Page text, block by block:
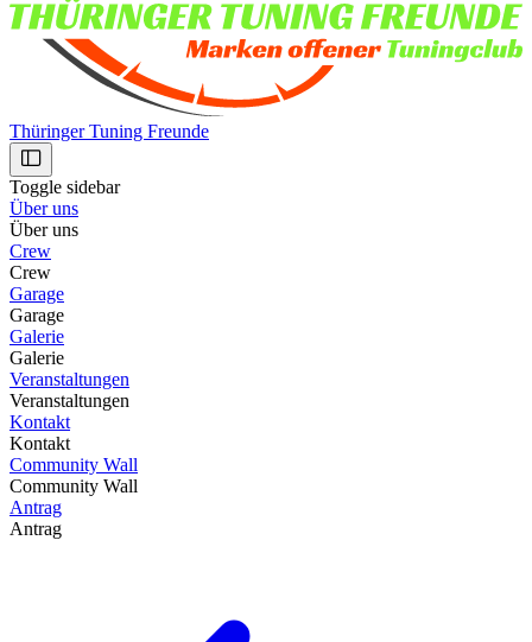
Thüringer Tuning Freunde
Toggle sidebar
Über uns
Über uns
Crew
Crew
Garage
Garage
Galerie
Galerie
Veranstaltungen
Veranstaltungen
Kontakt
Kontakt
Community Wall
Community Wall
Antrag
Antrag